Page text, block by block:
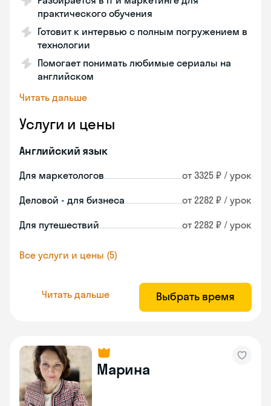
практического обучения
Готовит к интервью с полным погружением в
технологии
Помогает понимать любимые сериалы на
английском
Читать дальше
Услуги и цены
Английский язык
Для маркетологов от 3325 ₽ / урок
Деловой - для бизнеса от 2282 ₽ / урок
Для путешествий от 2282 ₽ / урок
Все услуги и цены (5)
Читать дальше Выбрать время
Марина